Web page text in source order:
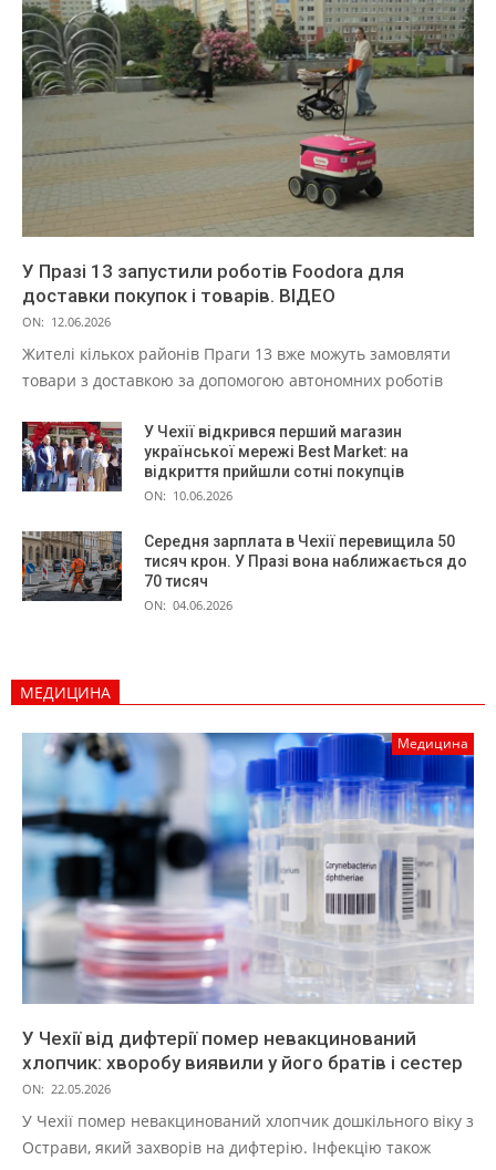
У Празі 13 запустили роботів Foodora для
доставки покупок і товарів. ВІДЕО
ON: 12.06.2026
Жителі кількох районів Праги 13 вже можуть замовляти
товари з доставкою за допомогою автономних роботів
У Чехії відкрився перший магазин
української мережі Best Market: на
відкриття прийшли сотні покупців
ON: 10.06.2026
Середня зарплата в Чехії перевищила 50
тисяч крон. У Празі вона наближається до
70 тисяч
ON: 04.06.2026
МЕДИЦИНА
Медицина
У Чехії від дифтерії помер невакцинований
хлопчик: хворобу виявили у його братів і сестер
ON: 22.05.2026
У Чехії помер невакцинований хлопчик дошкільного віку з
Острави, який захворів на дифтерію. Інфекцію також